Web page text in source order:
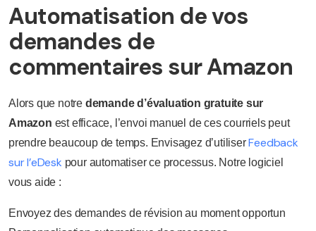
Automatisation de vos
demandes de
commentaires sur Amazon
Alors que notre demande d’évaluation gratuite sur
Amazon est efficace, l’envoi manuel de ces courriels peut
prendre beaucoup de temps. Envisagez d’utiliser Feedback
sur l’eDesk pour automatiser ce processus. Notre logiciel
vous aide :
Envoyez des demandes de révision au moment opportun